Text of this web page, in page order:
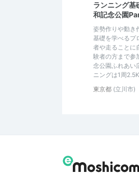
ランニング基
和記念公園
姿勢作りや動き
基礎を学べるプ
者や走ることに
験者の方まで参
念公園ふれあい
ニングは1周
東京都 (立川市)